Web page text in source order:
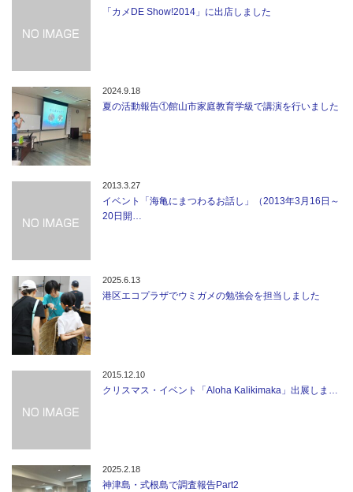
「カメDE Show!2014」に出店しました
2024.9.18
夏の活動報告①館山市家庭教育学級で講演を行いました
2013.3.27
イベント「海亀にまつわるお話し」（2013年3月16日～
20日開…
2025.6.13
港区エコプラザでウミガメの勉強会を担当しました
2015.12.10
クリスマス・イベント「Aloha Kalikimaka」出展しま…
2025.2.18
神津島・式根島で調査報告Part2